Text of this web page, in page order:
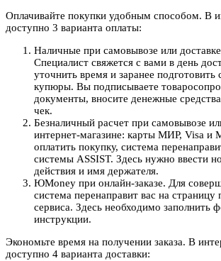
Оплачивайте покупки удобным способом. В
доступно 3 варианта оплаты:
Наличные при самовывозе или
Специалист свяжется с вами в день
уточнить время и заранее подготовить
купюры. Вы подписываете
документы, вносите денежные
чек.
Безналичный расчет при самовывозе
интернет-магазине: карты МИР, Visa и
оплатить покупку, система
системы ASSIST. Здесь нужно ввести
действия и имя держателя.
ЮMoney при онлайн-заказе. Для
система перенаправит вас на страницу
сервиса. Здесь необходимо заполнить
инструкции.
Экономьте время на получении заказа. В
доступно 4 варианта доставки: